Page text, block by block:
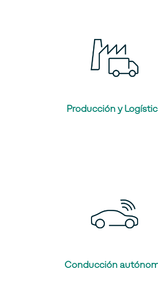
Producción y
Conducción